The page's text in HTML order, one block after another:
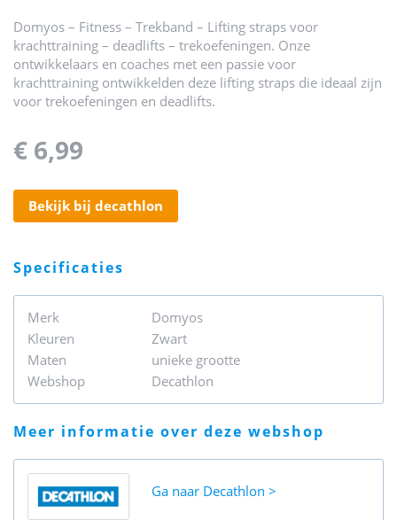
Domyos – Fitness – Trekband – Lifting straps voor
krachttraining – deadlifts – trekoefeningen. Onze
ontwikkelaars en coaches met een passie voor
krachttraining ontwikkelden deze lifting straps die ideaal zijn
voor trekoefeningen en deadlifts.
€ 6,99
bekijk bij decathlon
specificaties
Merk
Domyos
Kleuren
Zwart
Maten
unieke grootte
Webshop
Decathlon
meer informatie over deze webshop
Ga naar Decathlon